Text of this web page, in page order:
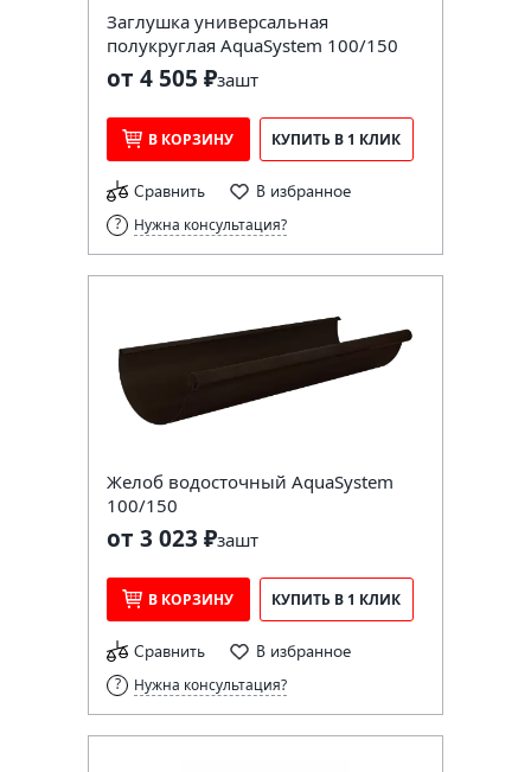
Заглушка универсальная
полукруглая AquaSystem 100/150
от 4 505 ₽зашт
В КОРЗИНУ КУПИТЬ В 1 КЛИК
Сравнить В избранное
Нужна консультация?
Желоб водосточный AquaSystem
100/150
от 3 023 ₽зашт
В КОРЗИНУ КУПИТЬ В 1 КЛИК
Сравнить В избранное
Нужна консультация?